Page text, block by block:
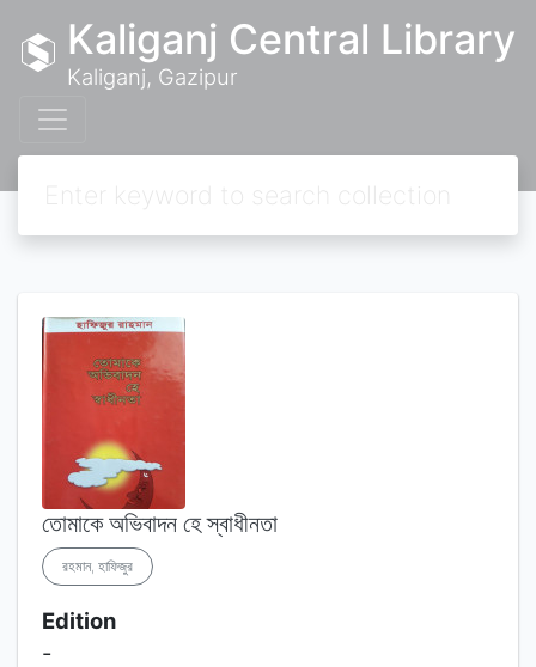
Kaliganj Central Library
Kaliganj, Gazipur
তোমাকে অভিবাদন হে স্বাধীনতা
রহমান, হাফিজুর
Edition
-